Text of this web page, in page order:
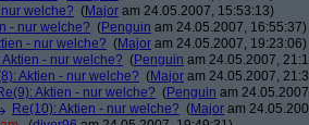
welche? (Major am 24.05.2007, 15:53:13)
- nur welche? (Penguin am 24.05.2007, 16:55:37)
- nur welche? (Major am 24.05.2007, 19:23:06)
Aktien - nur welche? (Penguin am 24.05.2007,
Aktien - nur welche? (Major am 24.05.2007,
Aktien - nur welche? (Penguin am
Re(10): Aktien - nur welche? (Major am